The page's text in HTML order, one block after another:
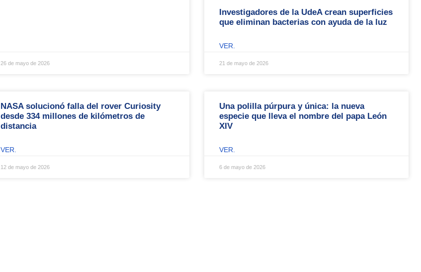
26 de mayo de 2026
Investigadores de la UdeA crean superficies
que eliminan bacterias con ayuda de la luz
VER.
21 de mayo de 2026
NASA solucionó falla del rover Curiosity
desde 334 millones de kilómetros de
distancia
VER.
12 de mayo de 2026
Una polilla púrpura y única: la nueva
especie que lleva el nombre del papa León
XIV
VER.
6 de mayo de 2026